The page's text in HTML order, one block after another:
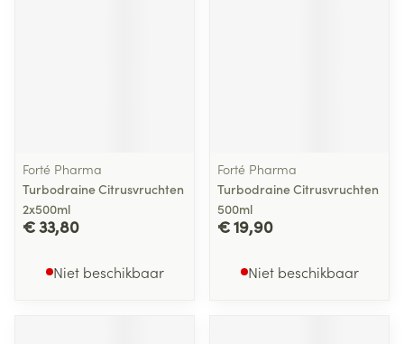
Forté Pharma
Turbodraine Citrusvruchten
2x500ml
€ 33,80
Niet beschikbaar
Forté Pharma
Turbodraine Citrusvruchten
500ml
€ 19,90
Niet beschikbaar